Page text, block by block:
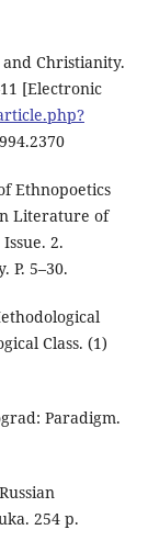
Christianity.
[Electronic
Ethnopoetics
Literature of
2.
P. 5–30.
Class. (1)
Paradigm.
254 p.